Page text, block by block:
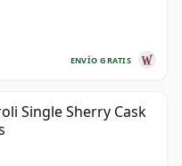
ENVÍO GRATIS
Single Sherry Cask